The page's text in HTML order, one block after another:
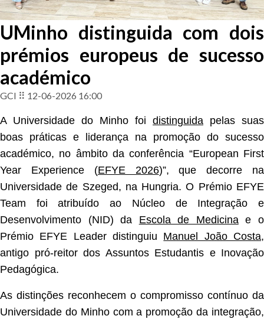
UMinho distinguida com dois
prémios europeus de sucesso
académico
GCI ⠿ 12-06-2026 16:00
A Universidade do Minho foi distinguida pelas suas
boas práticas e liderança na promoção do sucesso
académico, no âmbito da conferência “European First
Year Experience (EFYE 2026)”, que decorre na
Universidade de Szeged, na Hungria. O Prémio EFYE
Team foi atribuído ao Núcleo de Integração e
Desenvolvimento (NID) da Escola de Medicinae o
Prémio EFYE Leader distinguiu Manuel João Costa,
antigo pró-reitor dos Assuntos Estudantis e Inovação
Pedagógica.
As distinções reconhecem o compromisso contínuo da
Universidade do Minho com a promoção da integração,